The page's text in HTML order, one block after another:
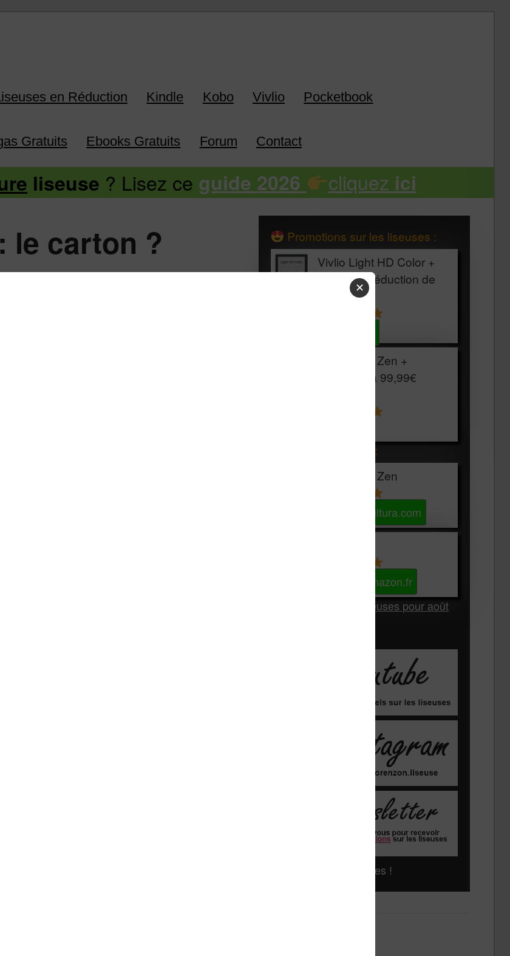
Kobo, Vivlio, Pocketbook
en Réduction Kindle Kobo Vivlio Pocketbook
Gratuits Ebooks Gratuits Forum Contact
liseuse ? Lisez ce guide 2026 cliquez ici
le carton ?
2018
mois maintenant et il semble que le
One. En augmentant la taille de l’écran,
de gamme, elle devient aussi un
ses liseuses, on peut penser que la
va rencontrer un succès largement
Promotions sur les liseuses :
Vivlio Light HD Color +
HOUSSE réduction de
Vivlio Light Zen +
HOUSSE à 99,99€
Les accessibles :
Vivlio Light Zen
Voir sur Cultura.com
Voir sur Amazon.fr
Les Meilleures liseuses pour août
Liseuses pas chères !
✕